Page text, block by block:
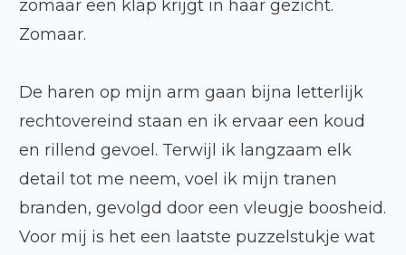
zomaar een klap krijgt in haar gezicht.
Zomaar.
De haren op mijn arm gaan bijna letterlijk
rechtovereind staan en ik ervaar een koud
en rillend gevoel. Terwijl ik langzaam elk
detail tot me neem, voel ik mijn tranen
branden, gevolgd door een vleugje boosheid.
Voor mij is het een laatste puzzelstukje wat